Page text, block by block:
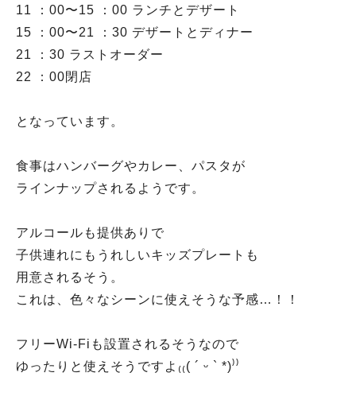
11 ：00〜15 ：00 ランチとデザート
15 ：00〜21 ：30 デザートとディナー
21 ：30 ラストオーダー
22 ：00閉店
となっています。
食事はハンバーグやカレー、パスタが
ラインナップされるようです。
アルコールも提供ありで
子供連れにもうれしいキッズプレートも
用意されるそう。
これは、色々なシーンに使えそうな予感…！！
フリーWi-Fiも設置されるそうなので
ゆったりと使えそうですよ₍₍( ´ ᵕ ` *)⁾⁾